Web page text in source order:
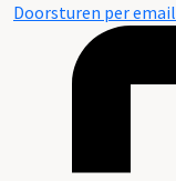
Doorsturen per email